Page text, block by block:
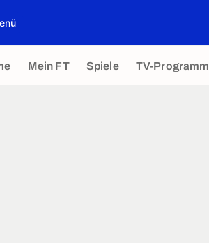
Mein FT Spiele TV-Programm